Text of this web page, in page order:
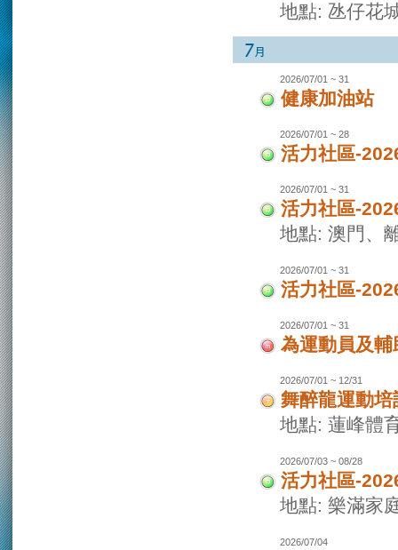
地點: 氹仔花
2026/07/01 ~ 31
健康加油站
2026/07/01 ~ 28
活力社區-
2026/07/01 ~ 31
活力社區-
地點: 澳門、
2026/07/01 ~ 31
活力社區-
2026/07/01 ~ 31
為運動員及
2026/07/01 ~ 12/31
舞醉龍運動培
地點: 蓮峰體
2026/07/03 ~ 08/28
活力社區-
地點: 樂滿家
2026/07/04